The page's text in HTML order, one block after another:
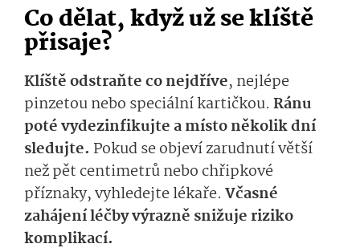
Co dělat, když už se klíště
přisaje?
Klíště odstraňte co nejdříve, nejlépe
pinzetou nebo speciální kartičkou. Ránu
poté vydezinfikujte a místo několik dní
sledujte. Pokud se objeví zarudnutí větší
než pět centimetrů nebo chřipkové
příznaky, vyhledejte lékaře. Včasné
zahájení léčby výrazně snižuje riziko
komplikací.